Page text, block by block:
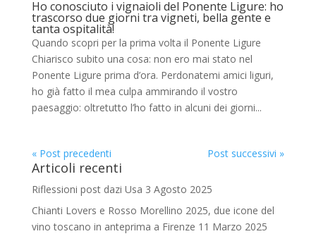
Ho conosciuto i vignaioli del Ponente Ligure: ho
trascorso due giorni tra vigneti, bella gente e
tanta ospitalità!
Quando scopri per la prima volta il Ponente Ligure
Chiarisco subito una cosa: non ero mai stato nel
Ponente Ligure prima d’ora. Perdonatemi amici liguri,
ho già fatto il mea culpa ammirando il vostro
paesaggio: oltretutto l’ho fatto in alcuni dei giorni...
« Post precedenti Post successivi »
Articoli recenti
Riflessioni post dazi Usa 3 Agosto 2025
Chianti Lovers e Rosso Morellino 2025, due icone del
vino toscano in anteprima a Firenze 11 Marzo 2025